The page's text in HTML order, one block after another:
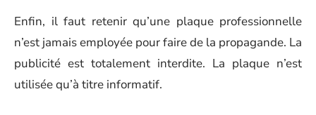
Enfin, il faut retenir qu’une plaque professionnelle
n’est jamais employée pour faire de la propagande. La
publicité est totalement interdite. La plaque n’est
utilisée qu’à titre informatif.